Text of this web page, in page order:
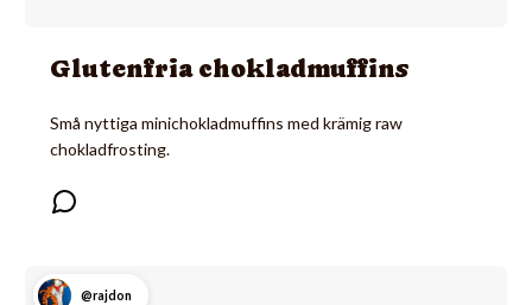
Glutenfria chokladmuffins
Små nyttiga minichokladmuffins med krämig raw
chokladfrosting.
@rajdon